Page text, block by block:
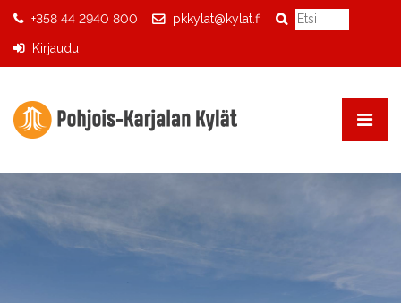
+358 44 2940 800 pkkylat@kylat.fi
Kirjaudu